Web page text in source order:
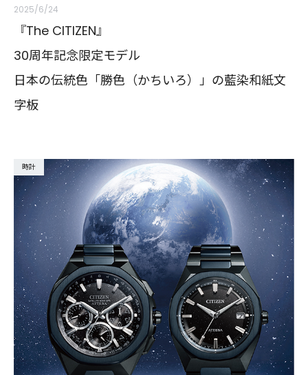
2025/6/24
『The CITIZEN』
30周年記念限定モデル
日本の伝統色「勝色（かちいろ）」の藍染和紙文
字板
時計